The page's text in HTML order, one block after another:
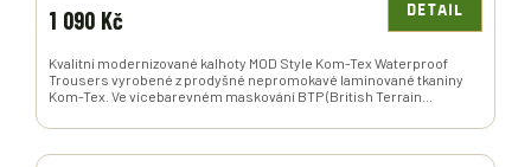
1 090 Kč DETAIL
Kvalitní modernizované kalhoty MOD Style Kom-Tex Waterproof
Trousers vyrobené z prodyšné nepromokavé laminované tkaniny
Kom-Tex. Ve vícebarevném maskování BTP (British Terrain...